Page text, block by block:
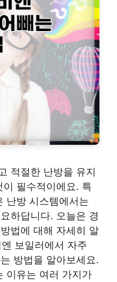
적절한 난방을 유지
필수적이에요. 특
난방 시스템에서는
하답니다. 오늘은 경
법에 대해 자세히 알
보일러에서 자주
방법을 알아보세요.
이유는 여러 가지가